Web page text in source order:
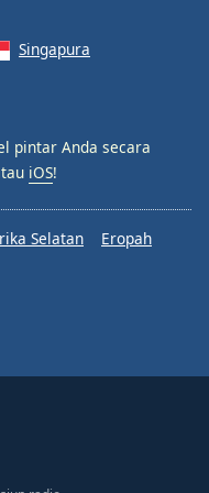
Singapura
pintar Anda secara
iOS!
Selatan
Eropah